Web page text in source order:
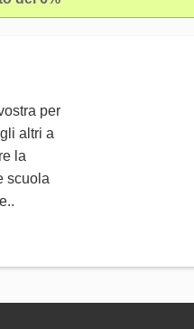
per
altri a
la
scuola